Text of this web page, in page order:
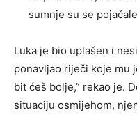
sumnje su se
Luka je bio uplašen i
ponavljao riječi koje mu
bit ćeš bolje,” rekao je.
situaciju osmijehom,